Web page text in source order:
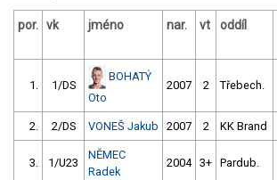
por. vk jméno nar. vt oddíl
1. 1/DS
BOHATÝ
Oto
2007 2 Třebech.
2. 2/DS VONEŠ Jakub 2007 2 KK Brand
3. 1/U23
NĚMEC
Radek
2004 3+ Pardub.